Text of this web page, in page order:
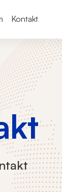
Kontakt